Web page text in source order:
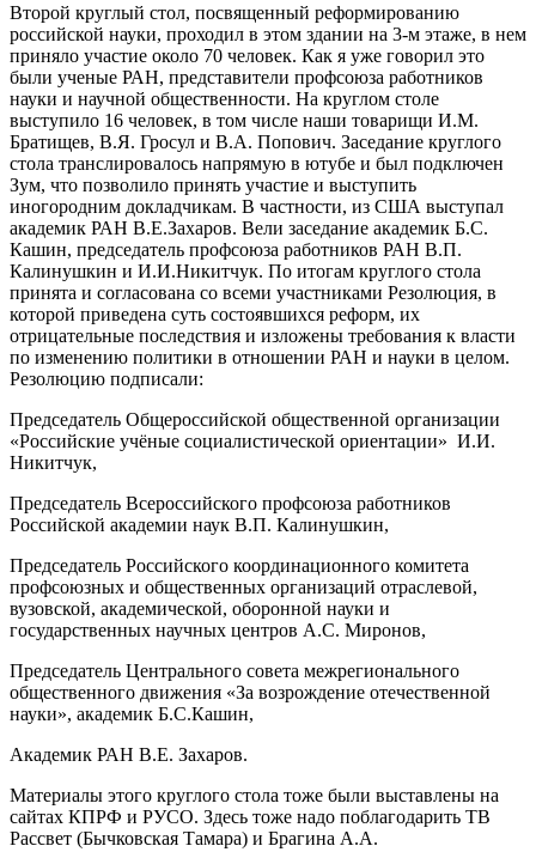
Второй круглый стол, посвященный реформированию
российской науки, проходил в этом здании на 3-м этаже, в нем
приняло участие около 70 человек. Как я уже говорил это
были ученые РАН, представители профсоюза работников
науки и научной общественности. На круглом столе
выступило 16 человек, в том числе наши товарищи И.М.
Братищев, В.Я. Гросул и В.А. Попович. Заседание круглого
стола транслировалось напрямую в ютубе и был подключен
Зум, что позволило принять участие и выступить
иногородним докладчикам. В частности, из США выступал
академик РАН В.Е.Захаров. Вели заседание академик Б.С.
Кашин, председатель профсоюза работников РАН В.П.
Калинушкин и И.И.Никитчук. По итогам круглого стола
принята и согласована со всеми участниками Резолюция, в
которой приведена суть состоявшихся реформ, их
отрицательные последствия и изложены требования к власти
по изменению политики в отношении РАН и науки в целом.
Резолюцию подписали:
Председатель Общероссийской общественной организации
«Российские учёные социалистической ориентации» И.И.
Никитчук,
Председатель Всероссийского профсоюза работников
Российской академии наук В.П. Калинушкин,
Председатель Российского координационного комитета
профсоюзных и общественных организаций отраслевой,
вузовской, академической, оборонной науки и
государственных научных центров А.С. Миронов,
Председатель Центрального совета межрегионального
общественного движения «За возрождение отечественной
науки», академик Б.С.Кашин,
Академик РАН В.Е. Захаров.
Материалы этого круглого стола тоже были выставлены на
сайтах КПРФ и РУСО. Здесь тоже надо поблагодарить ТВ
Рассвет (Бычковская Тамара) и Брагина А.А.